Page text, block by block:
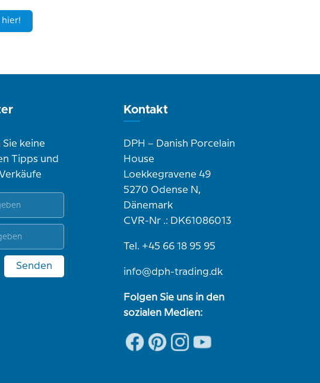
hier!
Sie keine
Tipps und
Senden
Kontakt
DPH – Danish Porcelain
House
Loekkegravene 49
5270 Odense N,
Dänemark
CVR-Nr .: DK61086013
Tel. +45 66 18 95 95
info@dph-trading.dk
Folgen Sie uns in den
sozialen Medien: